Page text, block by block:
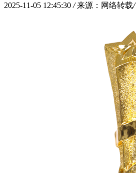
2025-11-05 12:45:30 / 来源：网络转载/